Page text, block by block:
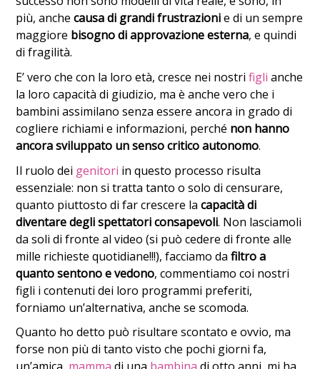
più, anchecausa di grandi frustrazionie di un sempre
maggiore bisogno di approvazione esterna, e quindi
di fragilità.
E’ vero che con la loro età, cresce nei nostrifigli anche
la loro capacità di giudizio, ma è anche vero che i
bambini assimilano senza essere ancora in grado di
cogliere richiami e informazioni, perché non hanno
ancora sviluppato un senso critico autonomo.
Il ruolo dei genitori in questo processo risulta
essenziale: non si tratta tanto o solo di censurare,
quanto piuttosto di far crescere lacapacità di
diventare degli spettatori consapevoli. Non lasciamoli
da soli di fronte al video (si può cedere di fronte alle
mille richieste quotidiane!!!), facciamo dafiltro a
quanto sentono e vedono, commentiamo coi nostri
figli i contenuti dei loro programmi preferiti,
forniamo un’alternativa, anche se scomoda.
Quanto ho detto può risultare scontato e ovvio, ma
forse non più di tanto visto che pochi giorni fa,